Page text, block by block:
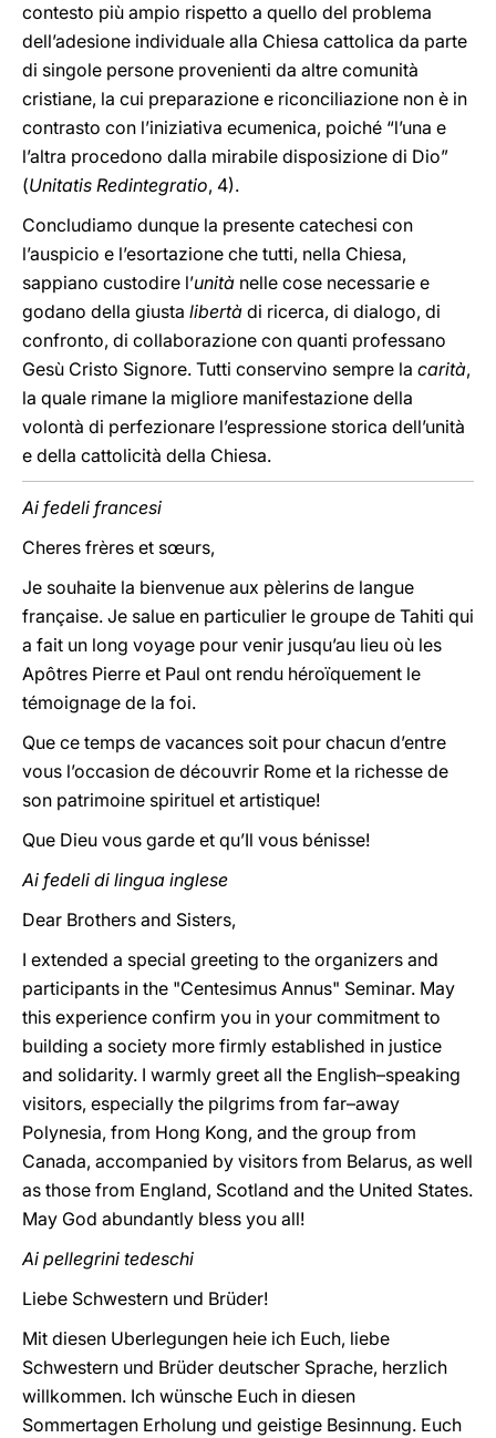
contesto più ampio rispetto a quello del problema
dell’adesione individuale alla Chiesa cattolica da parte
di singole persone provenienti da altre comunità
cristiane, la cui preparazione e riconciliazione non è in
contrasto con l’iniziativa ecumenica, poiché “l’una e
l’altra procedono dalla mirabile disposizione di Dio”
(Unitatis Redintegratio, 4).
Concludiamo dunque la presente catechesi con
l’auspicio e l’esortazione che tutti, nella Chiesa,
sappiano custodire l’unità nelle cose necessarie e
godano della giusta libertà di ricerca, di dialogo, di
confronto, di collaborazione con quanti professano
Gesù Cristo Signore. Tutti conservino sempre la carità,
la quale rimane la migliore manifestazione della
volontà di perfezionare l’espressione storica dell’unità
e della cattolicità della Chiesa.
Ai fedeli francesi
Cheres frères et sœurs,
Je souhaite la bienvenue aux pèlerins de langue
française. Je salue en particulier le groupe de Tahiti qui
a fait un long voyage pour venir jusqu’au lieu où les
Apôtres Pierre et Paul ont rendu héroïquement le
témoignage de la foi.
Que ce temps de vacances soit pour chacun d’entre
vous l’occasion de découvrir Rome et la richesse de
son patrimoine spirituel et artistique!
Que Dieu vous garde et qu’Il vous bénisse!
Ai fedeli di lingua inglese
Dear Brothers and Sisters,
I extended a special greeting to the organizers and
participants in the "Centesimus Annus" Seminar. May
this experience confirm you in your commitment to
building a society more firmly established in justice
and solidarity. I warmly greet all the English–speaking
visitors, especially the pilgrims from far–away
Polynesia, from Hong Kong, and the group from
Canada, accompanied by visitors from Belarus, as well
as those from England, Scotland and the United States.
May God abundantly bless you all!
Ai pellegrini tedeschi
Liebe Schwestern und Brüder!
Mit diesen Uberlegungen heie ich Euch, liebe
Schwestern und Brüder deutscher Sprache, herzlich
willkommen. Ich wünsche Euch in diesen
Sommertagen Erholung und geistige Besinnung. Euch